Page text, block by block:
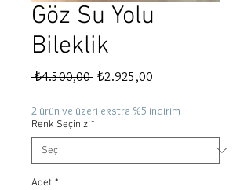
Göz Su Yolu
Bileklik
₺4.500,00 Normal
₺2.925,00
2 ürün ve üzeri ekstra %5 indirim
Renk Seçiniz *
Adet *